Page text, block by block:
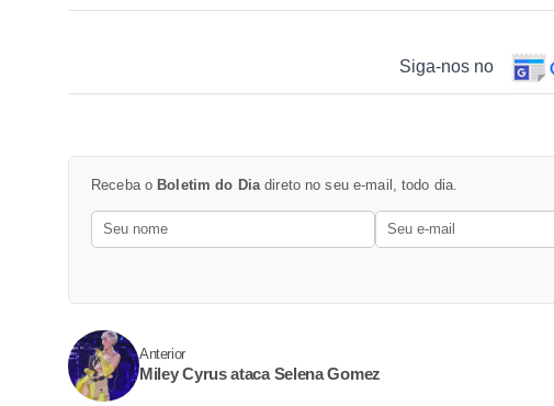
Siga-nos no
Receba o Boletim do Dia direto no seu e-mail, todo dia.
Anterior
Miley Cyrus ataca Selena Gomez